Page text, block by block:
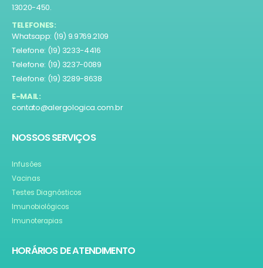
13020-450.
TELEFONES:
Whatsapp: (19) 9.9769.2109
Telefone: (19) 3233-4416
Telefone: (19) 3237-0089
Telefone: (19) 3289-8638
E-MAIL:
contato@alergologica.com.br
NOSSOS SERVIÇOS
Infusões
Vacinas
Testes Diagnósticos
Imunobiológicos
Imunoterapias
HORÁRIOS DE ATENDIMENTO